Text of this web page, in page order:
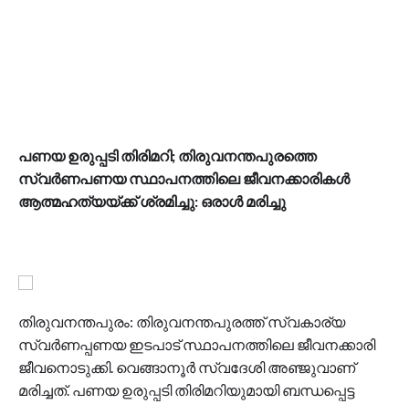
പണയ ഉരുപ്പടി തിരിമറി; തിരുവനന്തപുരത്തെ
സ്വര്‍ണപണയ സ്ഥാപനത്തിലെ ജീവനക്കാരികള്‍
ആത്മഹത്യയ്ക്ക് ശ്രമിച്ചു: ഒരാള്‍ മരിച്ചു
തിരുവനന്തപുരം: തിരുവനന്തപുരത്ത് സ്വകാര്യ
സ്വര്‍ണപ്പണയ ഇടപാട് സ്ഥാപനത്തിലെ ജീവനക്കാരി
ജീവനൊടുക്കി. വെങ്ങാനൂര്‍ സ്വദേശി അഞ്ജുവാണ്
മരിച്ചത്. പണയ ഉരുപ്പടി തിരിമറിയുമായി ബന്ധപ്പെട്ട